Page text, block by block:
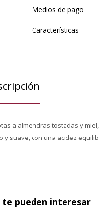
Medios de pago
Características
a almendras tostadas y
suave, con una acidez
te pueden interesar